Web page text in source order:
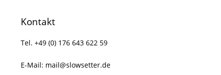
Kontakt
Tel. +49 (0) 176 643 622 59
E-Mail: mail@slowsetter.de